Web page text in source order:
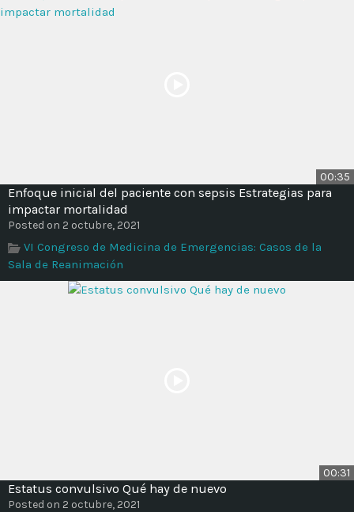
00:35
Enfoque inicial del paciente con sepsis Estrategias para
impactar mortalidad
Posted on 2 octubre, 2021
VI Congreso de Medicina de Emergencias: Casos de la
Sala de Reanimación
00:31
Estatus convulsivo Qué hay de nuevo
Posted on 2 octubre, 2021